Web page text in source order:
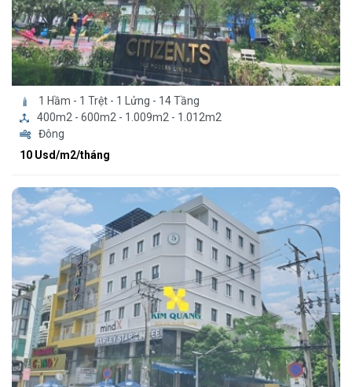
1 Hầm - 1 Trệt - 1 Lửng - 14 Tầng
400m2 - 600m2 - 1.009m2 - 1.012m2
Đông
10 Usd/m2/tháng